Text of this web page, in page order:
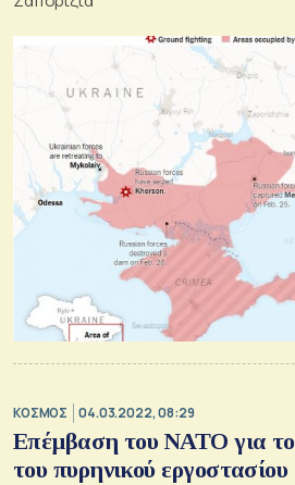
ΚΟΣΜΟΣ 04.03.2022, 08:29
Επέμβαση του ΝΑΤΟ για
του πυρηνικού